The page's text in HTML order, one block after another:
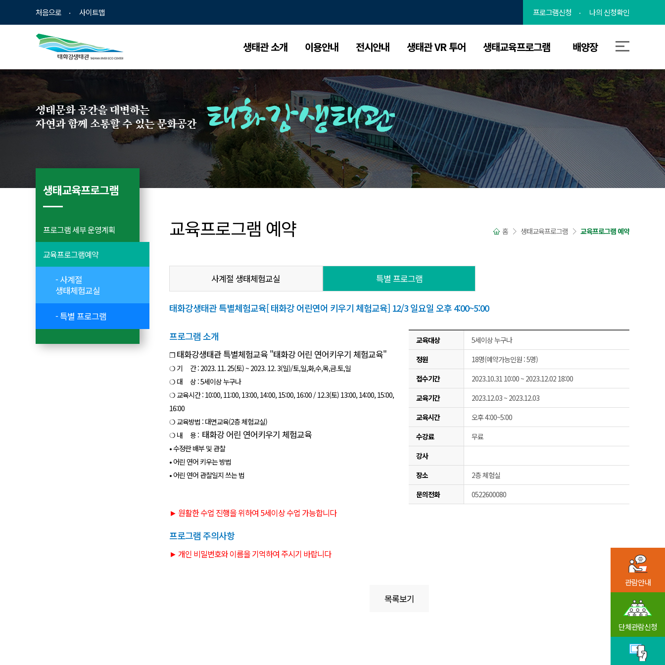
처음으로 사이트맵 프로그램신청 나의 신청확인
생태관 소개 이용안내 전시안내 생태관 VR 투어 생태교육프로그램 배양장
생태문화 공간을 대변하는
자연과 함께 소통할 수 있는 문화공간
태화강생태관
생태교육프로그램
프로그램 세부 운영계획
교육프로그램예약
- 사계절
생태체험교실
- 특별 프로그램
교육프로그램 예약 홈 생태교육프로그램 교육프로그램 예약
사계절 생태체험교실 특별 프로그램
태화강생태관 특별체험교육[ 태화강 어린연어 키우기 체험교육] 12/3 일요일 오후 4:00~5:00
프로그램 소개
❐ 태화강생태관 특별체험교육 "태화강 어린 연어키우기 체험교육"
❍ 기 간 : 2023. 11. 25(토) ~ 2023. 12. 3(일)/토,일,화,수,목,금.토,일
❍ 대 상 : 5세이상 누구나
❍ 교육시간 : 10:00, 11:00, 13:00, 14:00, 15:00, 16:00 / 12.3(토) 13:00, 14:00, 15:00,
16:00
❍ 교육방법 : 대면교육(2층 체험교실)
❍ 내 용 : 태화강 어린 연어키우기 체험교육
• 수정란 배부 및 관찰
• 어린 연어 키우는 방법
• 어린 연어 관찰일지 쓰는 법
► 원활한 수업 진행을 위하여 5세이상 수업 가능합니다
프로그램 주의사항
► 개인 비밀번호와 이름을 기억하여 주시기 바랍니다
교육대상
5세이상 누구나
정원
18명(예약가능인원 : 5명)
접수기간
2023.10.31 10:00 ~ 2023.12.02 18:00
교육기간
2023.12.03 ~ 2023.12.03
교육시간
오후 4:00~5:00
수강료
무료
강사
장소
2층 체험실
문의전화
0522600080
목록보기
관람안내
단체관람신청